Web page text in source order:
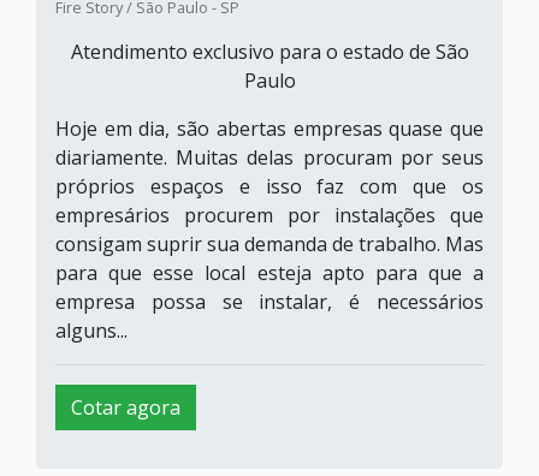
Fire Story / São Paulo - SP
Atendimento exclusivo para o estado de São
Paulo
Hoje em dia, são abertas empresas quase que
diariamente. Muitas delas procuram por seus
próprios espaços e isso faz com que os
empresários procurem por instalações que
consigam suprir sua demanda de trabalho. Mas
para que esse local esteja apto para que a
empresa possa se instalar, é necessários
alguns...
Cotar agora